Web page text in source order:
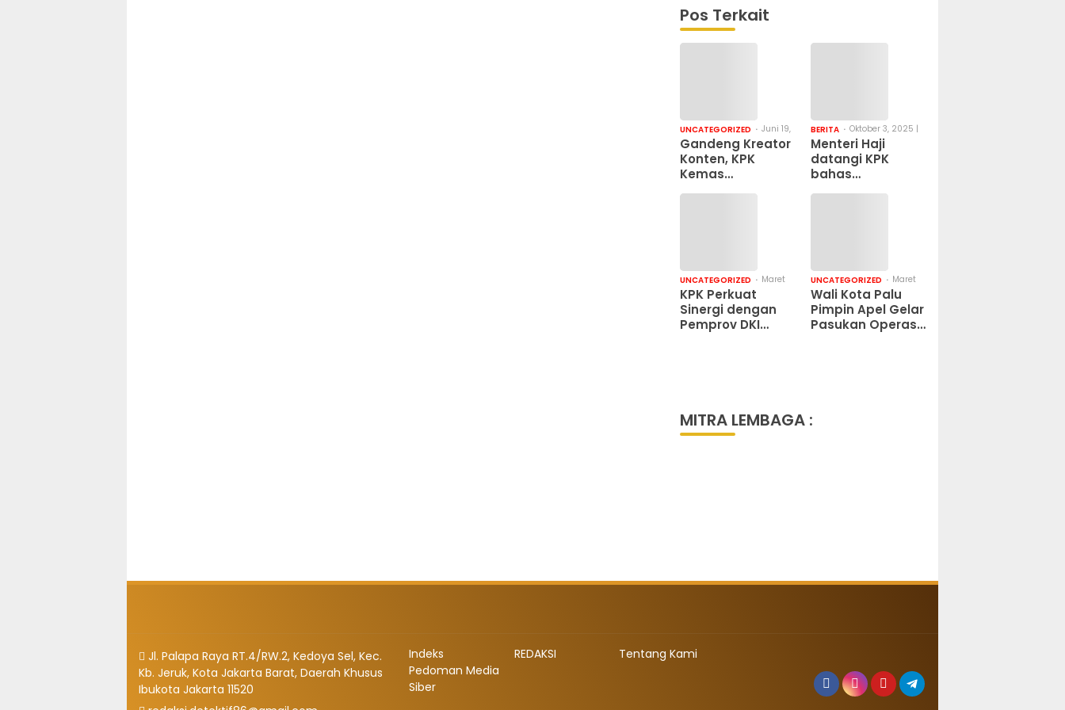
Pos Terkait
UNCATEGORIZED
Juni 19,
2026 |
5:15 pm
Gandeng Kreator
Konten, KPK
Kemas
BERITA
Oktober 3, 2025 |
1:40 pm
Menteri Haji
datangi KPK
bahas
UNCATEGORIZED
Maret
25,
1:33 pm
KPK Perkuat
Sinergi dengan
Pemprov DKI
UNCATEGORIZED
Maret
25,
2025 |
1:18 pm
Wali Kota Palu
Pimpin Apel Gelar
Pasukan Operasi
MITRA LEMBAGA :
Jl. Palapa Raya RT.4/RW.2, Kedoya Sel, Kec.
Kb. Jeruk, Kota Jakarta Barat, Daerah Khusus
Ibukota Jakarta 11520
Indeks REDAKSI
Tentang Kami
Pedoman Media
Siber